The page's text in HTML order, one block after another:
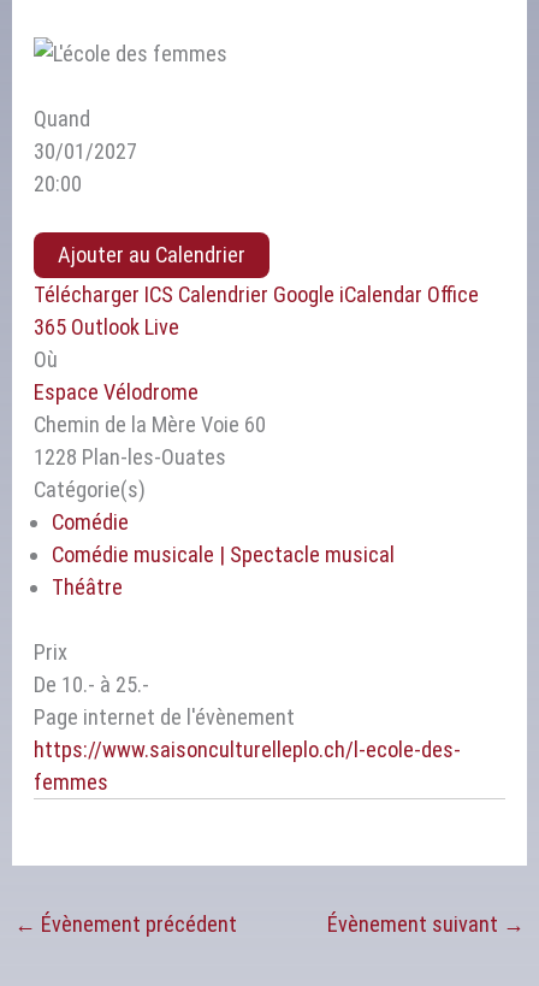
Quand
30/01/2027
20:00
Ajouter au Calendrier
Télécharger ICS Calendrier Google iCalendar Office
365 Outlook Live
Où
Espace Vélodrome
Chemin de la Mère Voie 60
1228 Plan-les-Ouates
Catégorie(s)
Comédie
Comédie musicale | Spectacle musical
Théâtre
Prix
De 10.- à 25.-
Page internet de l'évènement
https://www.saisonculturelleplo.ch/l-ecole-des-
femmes
← Évènement précédent Évènement suivant →